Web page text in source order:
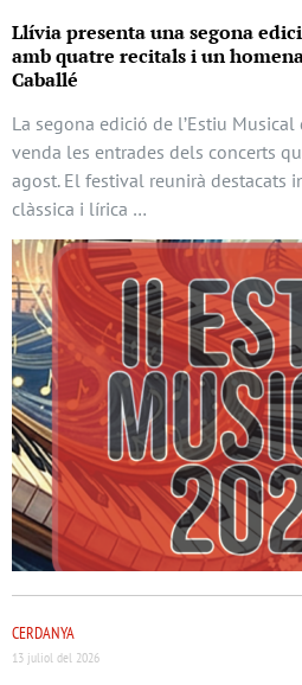
Llívia presenta una segona
amb quatre recitals i un
Caballé
La segona edició de l’Estiu
venda les entrades dels concerts
agost. El festival reunirà destacats
clàssica i lírica …
CERDANYA
13 juliol del 2026